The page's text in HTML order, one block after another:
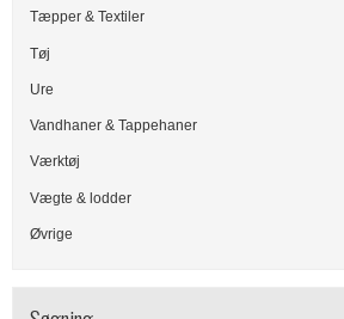
Tæpper & Textiler
Tøj
Ure
Vandhaner & Tappehaner
Værktøj
Vægte & lodder
Øvrige